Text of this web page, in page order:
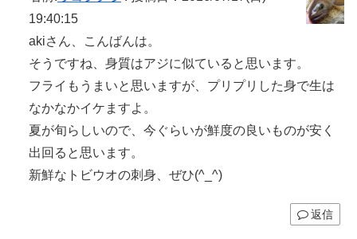
19:40:15
akiさん、こんばんは。
そうですね、身質はアジに似ていると思います。
フライもうまいと思いますが、プリプリした身で生は
なかなかイケますよ。
夏が旬らしいので、今ぐらいが鮮度の良いものが安く
出回ると思います。
新鮮なトビウオの刺身、ぜひ(^_^)
返信